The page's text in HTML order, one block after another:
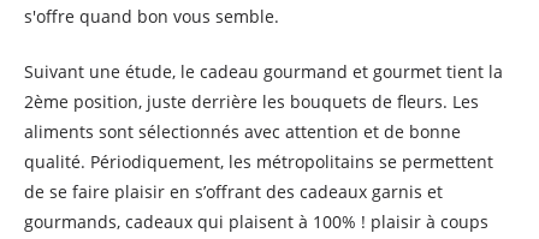
s'offre quand bon vous semble.
Suivant une étude, le cadeau gourmand et gourmet tient la
2ème position, juste derrière les bouquets de fleurs. Les
aliments sont sélectionnés avec attention et de bonne
qualité. Périodiquement, les métropolitains se permettent
de se faire plaisir en s’offrant des cadeaux garnis et
gourmands, cadeaux qui plaisent à 100% ! plaisir à coups